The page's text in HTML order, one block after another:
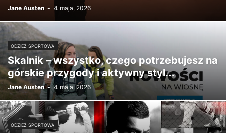
Jane Austen - 4 maja, 2026
ODZIEŻ SPORTOWA
Skalnik – wszystko, czego potrzebujesz na
górskie przygody i aktywny styl...
Jane Austen - 4 maja, 2026
ODZIEŻ SPORTOWA